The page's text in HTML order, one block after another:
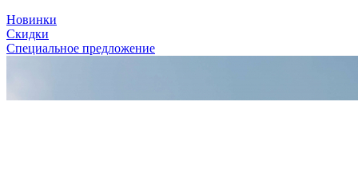
Новинки
Скидки
Специальное предложение